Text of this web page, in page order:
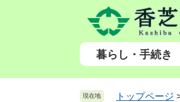
頭
飛
暮らし・手続き
現在地 トップページ